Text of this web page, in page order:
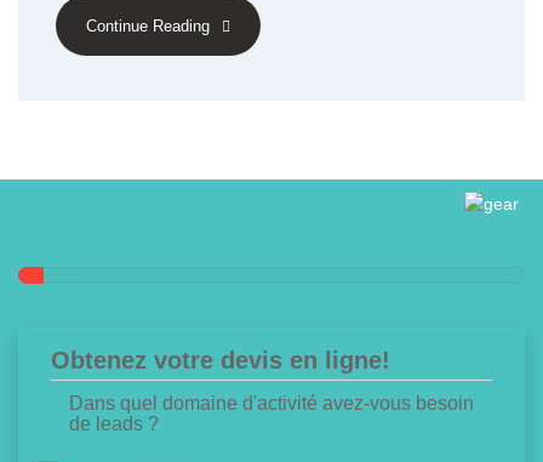
Continue Reading
Obtenez votre devis en ligne!
Dans quel domaine d'activité avez-vous besoin
de leads ?